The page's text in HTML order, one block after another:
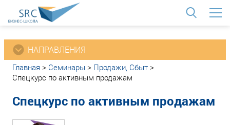
НАПРАВЛЕНИЯ
Главная > Семинары > Продажи, Сбыт >
Спецкурс по активным продажам
Спецкурс по активным продажам